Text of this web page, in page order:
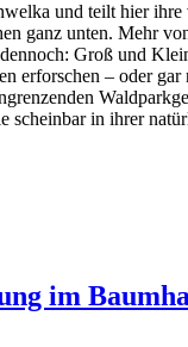
und teilt hier ihre
ganz unten. Mehr
Groß und
– oder
in ihrer
im